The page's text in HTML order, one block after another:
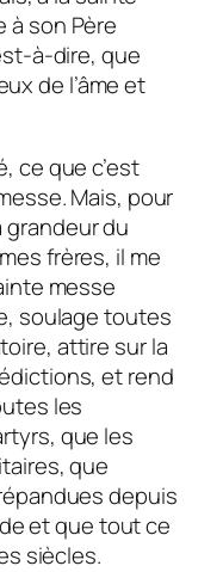
à son Père
à-dire, que
de l’âme et
ce que c’est
Mais, pour
du
frères, il me
messe
soulage toutes
attire sur la
et rend
les
que les
que
depuis
et que tout ce
siècles.